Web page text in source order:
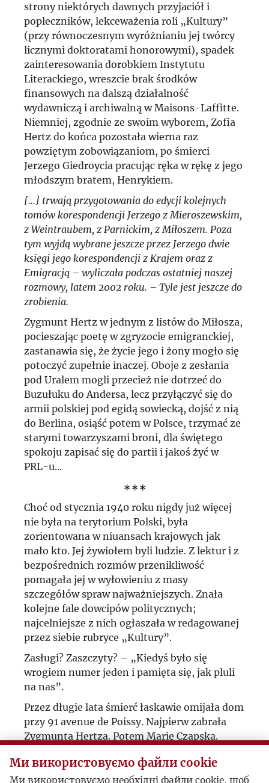
strony niektórych dawnych przyjaciół i
popleczników, lekceważenia roli „Kultury”
(przy równoczesnym wyróżnianiu jej twórcy
licznymi doktoratami honorowymi), spadek
zainteresowania dorobkiem Instytutu
Literackiego, wreszcie brak środków
finansowych na dalszą działalność
wydawniczą i archiwalną w Maisons-Laffitte.
Niemniej, zgodnie ze swoim wyborem, Zofia
Hertz do końca pozostała wierna raz
powziętym zobowiązaniom, po śmierci
Jerzego Giedroycia pracując ręka w rękę z jego
młodszym bratem, Henrykiem.
[...] trwają przygotowania do edycji kolejnych
tomów korespondencji Jerzego z Mieroszewskim,
z Weintraubem, z Parnickim, z Miłoszem. Poza
tym wyjdą wybrane jeszcze przez Jerzego dwie
księgi jego korespondencji z Krajem oraz z
Emigracją – wyliczała podczas ostatniej naszej
rozmowy, latem 2002 roku. – Tyle jest jeszcze do
zrobienia.
Zygmunt Hertz w jednym z listów do Miłosza,
pocieszając poetę w zgryzocie emigranckiej,
zastanawia się, że życie jego i żony mogło się
potoczyć zupełnie inaczej. Oboje z zesłania
pod Uralem mogli przecież nie dotrzeć do
Buzułuku do Andersa, lecz przyłączyć się do
armii polskiej pod egidą sowiecką, dojść z nią
do Berlina, osiąść potem w Polsce, trzymać ze
starymi towarzyszami broni, dla świętego
spokoju zapisać się do partii i jakoś żyć w
PRL-u...
∗∗∗
Choć od stycznia 1940 roku nigdy już więcej
nie była na terytorium Polski, była
zorientowana w niuansach krajowych jak
mało kto. Jej żywiołem byli ludzie. Z lektur i z
bezpośrednich rozmów przenikliwość
pomagała jej w wyłowieniu z masy
szczegółów spraw najważniejszych. Znała
kolejne fale dowcipów politycznych;
najcelniejsze z nich ogłaszała w redagowanej
przez siebie rubryce „Kultury”.
Zasługi? Zaszczyty? – „Kiedyś było się
wrogiem numer jeden i pamięta się, jak pluli
na nas”.
Przez długie lata śmierć łaskawie omijała dom
przy 91 avenue de Poissy. Najpierw zabrała
Zygmunta Hertza. Potem Marię Czapską.
Giedroycia. Po nią przyszła na koniec. Życie
Zofii Hertz było stężoną kroplą bytu. Chwała
Ми використовуємо файли cookie
Ми використовуємо необхідні файли cookie, щоб